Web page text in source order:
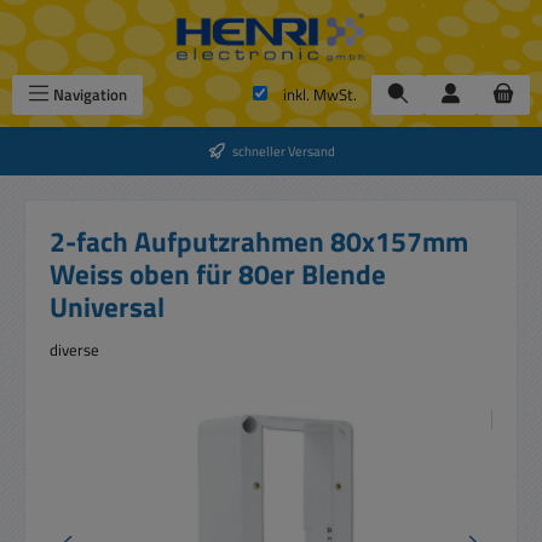
Zum Hauptinhalt springen
Navigation inkl. MwSt.
schneller Versand
2-fach Aufputzrahmen 80x157mm
Weiss oben für 80er Blende
Universal
diverse